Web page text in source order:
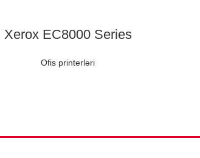
Xerox EC8000 Series
Ofis printerləri